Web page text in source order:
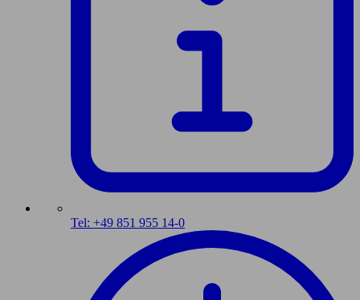
Tel: +49 851 955 14-0